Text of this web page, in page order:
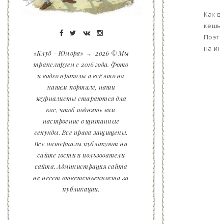
Как
на
«Клуб - Юмора» → 2026 © Мы
транслируем с 2016 года. Фото
и видео приколы и всё это на
нашем портале, наши
журналисты стараются для
вас, чтоб поднять вам
настроение в щитанные
секунды. Все права защищены.
Все материалы публикуют на
сайте гости и пользователи
сайта. Администрация сайта
не несет ответственности за
публикации.